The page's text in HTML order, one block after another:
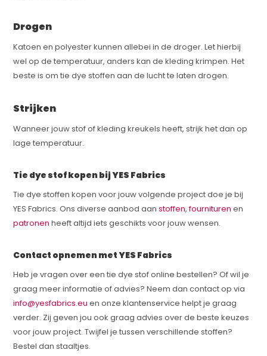
Drogen
Katoen en polyester kunnen allebei in de droger. Let hierbij
wel op de temperatuur, anders kan de kleding krimpen. Het
beste is om tie dye stoffen aan de lucht te laten drogen.
Strijken
Wanneer jouw stof of kleding kreukels heeft, strijk het dan op
lage temperatuur.
Tie dye stof kopen bij YES Fabrics
Tie dye stoffen kopen voor jouw volgende project doe je bij
YES Fabrics. Ons diverse aanbod aanstoffen,fournituren en
patronen heeft altijd iets geschikts voor jouw wensen.
Contact opnemen met YES Fabrics
Heb je vragen over een tie dye stof online bestellen? Of wil je
graag meer informatie of advies? Neem dan contact op via
info@yesfabrics.eu en onze klantenservice helpt je graag
verder. Zij geven jou ook graag advies over de beste keuzes
voor jouw project. Twijfel je tussen verschillende stoffen?
Bestel dan staaltjes.